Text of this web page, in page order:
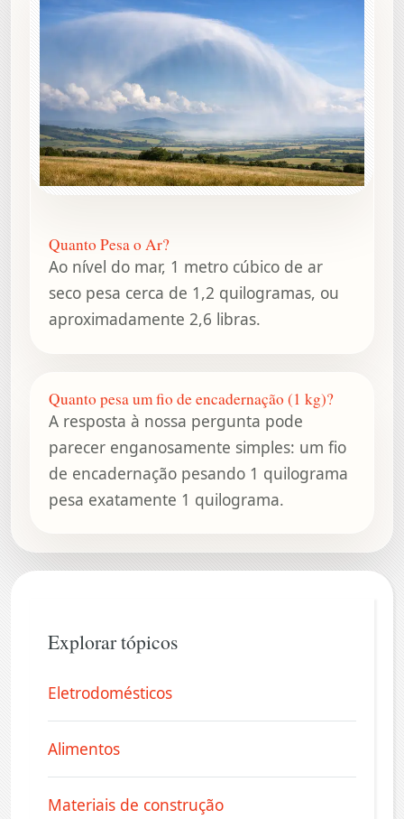
Quanto Pesa o Ar?
Ao nível do mar, 1 metro cúbico de ar
seco pesa cerca de 1,2 quilogramas, ou
aproximadamente 2,6 libras.
Quanto pesa um fio de encadernação (1 kg)?
A resposta à nossa pergunta pode
parecer enganosamente simples: um fio
de encadernação pesando 1 quilograma
pesa exatamente 1 quilograma.
Explorar tópicos
Eletrodomésticos
Alimentos
Materiais de construção